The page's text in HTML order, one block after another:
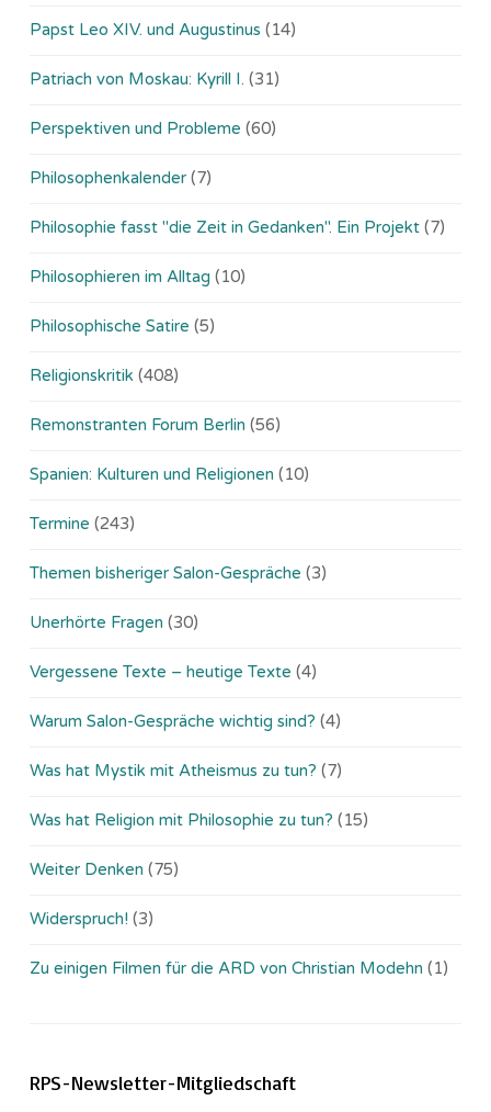
Papst Leo XIV. und Augustinus (14)
Patriach von Moskau: Kyrill I. (31)
Perspektiven und Probleme (60)
Philosophenkalender (7)
Philosophie fasst "die Zeit in Gedanken". Ein Projekt (7)
Philosophieren im Alltag (10)
Philosophische Satire (5)
Religionskritik (408)
Remonstranten Forum Berlin (56)
Spanien: Kulturen und Religionen (10)
Termine (243)
Themen bisheriger Salon-Gespräche (3)
Unerhörte Fragen (30)
Vergessene Texte – heutige Texte (4)
Warum Salon-Gespräche wichtig sind? (4)
Was hat Mystik mit Atheismus zu tun? (7)
Was hat Religion mit Philosophie zu tun? (15)
Weiter Denken (75)
Widerspruch! (3)
Zu einigen Filmen für die ARD von Christian Modehn (1)
RPS-Newsletter-Mitgliedschaft